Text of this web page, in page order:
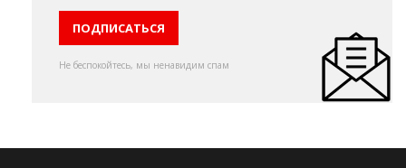
Не беспокойтесь, мы ненавидим спам